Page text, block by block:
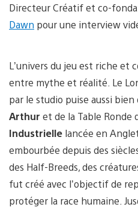
Directeur Créatif et co-
Dawn pour une interview
L’univers du jeu est riche et
entre mythe et réalité. Le
par le studio puise aussi bien
Arthur et de la Table Ronde
Industrielle lancée en
embourbée depuis des
des Half-Breeds, des
fut créé avec l’objectif de
protéger la race humaine.